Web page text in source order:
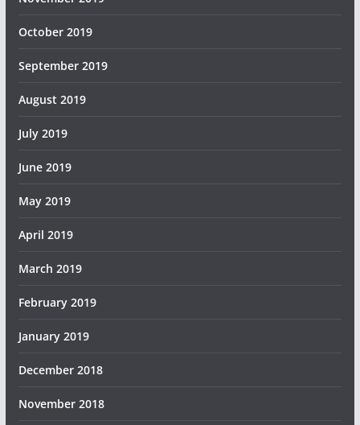
October 2019
September 2019
August 2019
July 2019
June 2019
May 2019
April 2019
March 2019
February 2019
January 2019
December 2018
November 2018